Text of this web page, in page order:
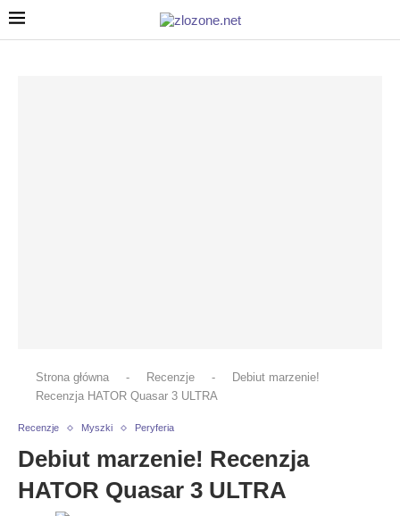
Strona główna - Recenzje -
Debiut marzenie!
Recenzja HATOR Quasar 3 ULTRA
Recenzje Myszki Peryferia
Debiut marzenie! Recenzja
HATOR Quasar 3 ULTRA